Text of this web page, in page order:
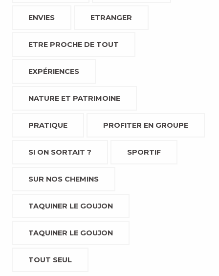
ENVIES ETRANGER
ETRE PROCHE DE TOUT
EXPÉRIENCES
NATURE ET PATRIMOINE
PRATIQUE PROFITER EN GROUPE
SI ON SORTAIT ? SPORTIF
SUR NOS CHEMINS
TAQUINER LE GOUJON
TAQUINER LE GOUJON
TOUT SEUL